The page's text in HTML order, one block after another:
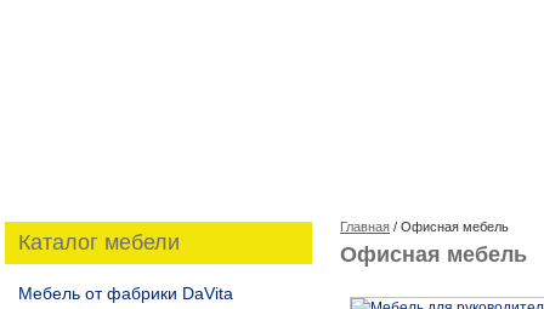
Каталог мебели
Мебель от фабрики DaVita
Главная / Офисная мебель
Офисная мебель